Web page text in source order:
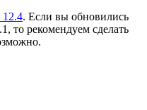
12.4. Если вы обновились
то рекомендуем сделать